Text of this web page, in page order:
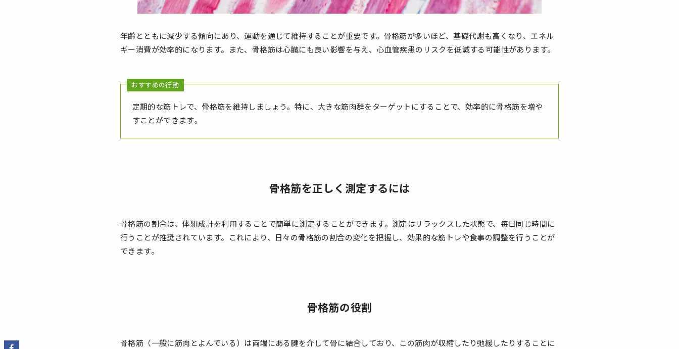
年齢とともに減少する傾向にあり、運動を通じて維持することが重要です。骨格筋が多いほど、基礎代謝も高くなり、エネル
ギー消費が効率的になります。また、骨格筋は心臓にも良い影響を与え、心血管疾患のリスクを低減する可能性があります。
おすすめの行動
定期的な筋トレで、骨格筋を維持しましょう。特に、大きな筋肉群をターゲットにすることで、効率的に骨格筋を増や
すことができます。
骨格筋を正しく測定するには
骨格筋の割合は、体組成計を利用することで簡単に測定することができます。測定はリラックスした状態で、毎日同じ時間に
行うことが推奨されています。これにより、日々の骨格筋の割合の変化を把握し、効果的な筋トレや食事の調整を行うことが
できます。
骨格筋の役割
骨格筋（一般に筋肉とよんでいる）は両端にある腱を介して骨に結合しており、この筋肉が収縮したり弛緩したりすることに